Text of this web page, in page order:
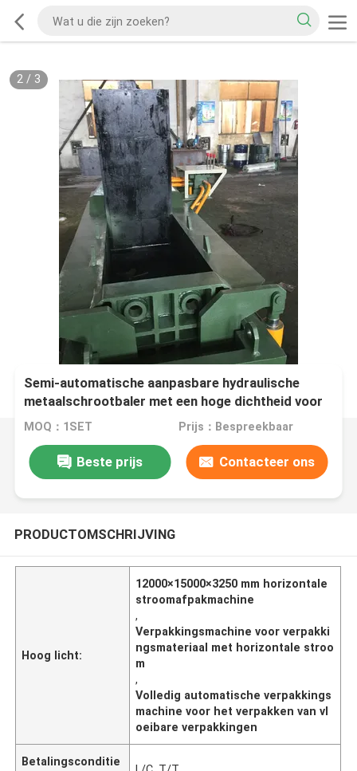
2/ 3
Semi-automatische aanpasbare hydraulische
metaalschrootbaler met een hoge dichtheid voor
recyclingcentra
MOQ：1SET Prijs：Bespreekbaar
Beste prijs Contacteer ons
PRODUCTOMSCHRIJVING
Hoog licht:
12000×15000×3250 mm horizontale
stroomafpakmachine
,
Verpakkingsmachine voor verpakki
ngsmateriaal met horizontale stroo
m
,
Volledig automatische verpakkings
machine voor het verpakken van vl
oeibare verpakkingen
Betalingsconditie